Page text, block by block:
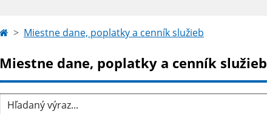
Miestne dane, poplatky a cenník služieb
Miestne dane, poplatky a cenník služieb
Hľadaný výraz...